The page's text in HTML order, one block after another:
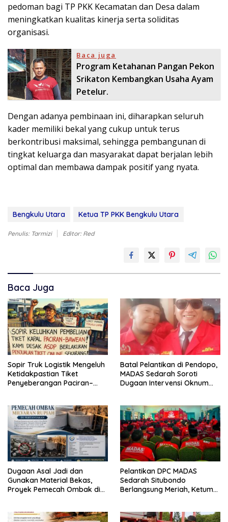
pedoman bagi TP PKK Kecamatan dan Desa dalam
meningkatkan kualitas kinerja serta soliditas
organisasi.
Baca juga
Program Ketahanan Pangan Pekon
Srikaton Kembangkan Usaha Ayam
Petelur.
Dengan adanya pembinaan ini, diharapkan seluruh
kader memiliki bekal yang cukup untuk terus
berkontribusi maksimal, sehingga pembangunan di
tingkat keluarga dan masyarakat dapat berjalan lebih
optimal dan membawa dampak positif yang nyata.
Bengkulu Utara Ketua TP PKK Bengkulu Utara
Penulis: Tarmizi Editor: Red
Baca Juga
Sopir Truk Logistik Mengeluh
Ketidakpastian Tiket
Penyeberangan Paciran–
Batal Pelantikan di Pendopo,
MADAS Sedarah Soroti
Dugaan Intervensi Oknum
Dugaan Asal Jadi dan
Gunakan Material Bekas,
Proyek Pemecah Ombak di
Pelantikan DPC MADAS
Sedarah Situbondo
Berlangsung Meriah, Ketum
Masyarakat